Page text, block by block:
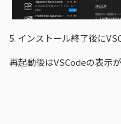
5. インストール終了後に
再起動後はVSCodeの表示